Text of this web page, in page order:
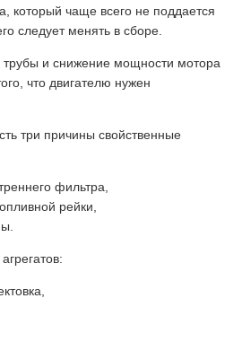
который чаще всего не поддается
следует менять в сборе.
и снижение мощности мотора
что двигателю нужен
три причины свойственные
фильтра,
рейки,